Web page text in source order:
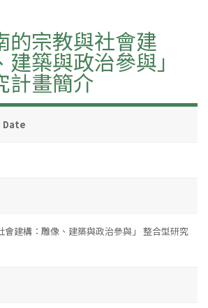
的宗教與社會建
築與政治參與」
計畫簡介
Date
會建構：雕像、建築與政治參與」 整合型研究